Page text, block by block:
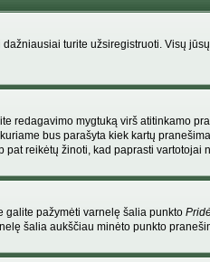
turite užsiregistruoti. Visų
mygtuką virš atitinkamo
bus parašyta kiek kartų
reikėtų žinoti, kad paprasti vartotojai
galite pažymėti varnelę šalia punkto
šalia aukščiau minėto punkto